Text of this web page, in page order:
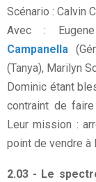
Scénario : Calvin
Avec :
Campanella
(Tanya), Marilyn
Dominic étant
contraint de
Leur mission :
point de vendre à
2.03 - Le